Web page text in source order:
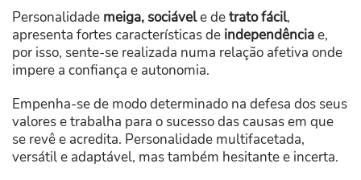
Personalidade meiga, sociávele detrato fácil,
apresenta fortes características de independênciae,
por isso, sente-se realizada numa relação afetiva onde
impere a confiança e autonomia.
Empenha-se de modo determinado na defesa dos seus
valores e trabalha para o sucesso das causas em que
se revê e acredita. Personalidade multifacetada,
versátil e adaptável, mas também hesitante e incerta.